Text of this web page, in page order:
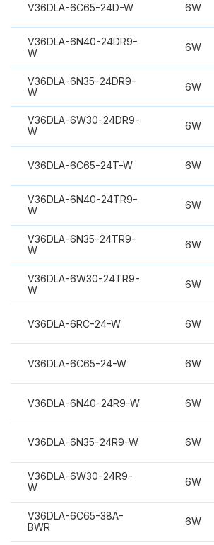
V36DLA-6C65-24D-W 6W
V36DLA-6N40-24DR9-
W
6W
V36DLA-6N35-24DR9-
W
6W
V36DLA-6W30-24DR9-
W
6W
V36DLA-6C65-24T-W 6W
V36DLA-6N40-24TR9-
W
6W
V36DLA-6N35-24TR9-
W
6W
V36DLA-6W30-24TR9-
W
6W
V36DLA-6RC-24-W 6W
V36DLA-6C65-24-W 6W
V36DLA-6N40-24R9-W 6W
V36DLA-6N35-24R9-W 6W
V36DLA-6W30-24R9-
W
6W
V36DLA-6C65-38A-
BWR
6W